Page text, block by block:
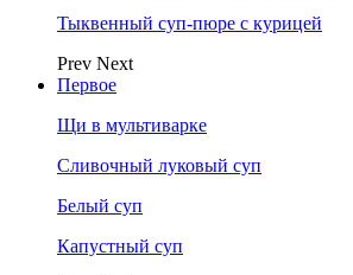
Тыквенный суп-пюре с курицей
Prev Next
Первое
Щи в мультиварке
Сливочный луковый суп
Белый суп
Капустный суп